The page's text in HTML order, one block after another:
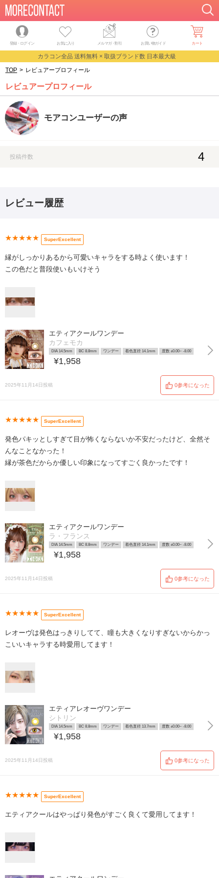
登録・ログイン お気に入り メルマガ・割引 お買い物ガイド カート
カラコン全品 送料無料 × 取扱ブランド数 日本最大級
TOP > レビュアープロフィール
レビュアープロフィール
モアコンユーザーの声
投稿件数 4
レビュー履歴
★★★★★ SuperExcellent
縁がしっかりあるから可愛いキャラをする時よく使います！
この色だと普段使いもいけそう
エティアクールワンデー
カフェモカ
DIA 14.5mm BC 8.8mm ワンデー 着色直径 14.1mm 度数 ±0.00~ -8.00
¥1,958
2025年11月14日投稿 0参考になった
★★★★★ SuperExcellent
発色パキッとしすぎて目が怖くならないか不安だったけど、全然そ
んなことなかった！
縁が茶色だからか優しい印象になってすごく良かったです！
エティアクールワンデー
ラ・フランス
DIA 14.5mm BC 8.8mm ワンデー 着色直径 14.1mm 度数 ±0.00~ -8.00
¥1,958
2025年11月14日投稿 0参考になった
★★★★★ SuperExcellent
レオーヴは発色はっきりしてて、瞳も大きくなりすぎないからかっ
こいいキャラする時愛用してます！
エティアレオーヴワンデー
シトリン
DIA 14.5mm BC 8.8mm ワンデー 着色直径 13.7mm 度数 ±0.00~ -8.00
¥1,958
2025年11月14日投稿 0参考になった
★★★★★ SuperExcellent
エティアクールはやっぱり発色がすごく良くて愛用してます！